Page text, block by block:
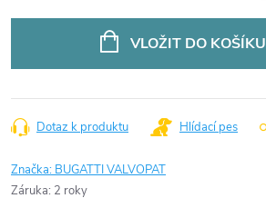
VLOŽIT DO KOŠÍKU
Dotaz k produktu Hlídací pes
Značka: BUGATTI VALVOPAT
Záruka: 2 roky